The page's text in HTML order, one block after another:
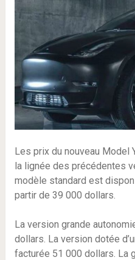
Les prix du nouveau Model
la lignée des précédentes
modèle standard est
partir de 39 000 dollars.
La version grande
dollars. La version dotée
facturée 51 000 dollars. La